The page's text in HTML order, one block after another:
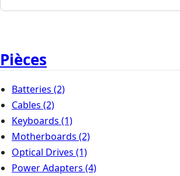
Pièces
Batteries (2)
Cables (2)
Keyboards (1)
Motherboards (2)
Optical Drives (1)
Power Adapters (4)